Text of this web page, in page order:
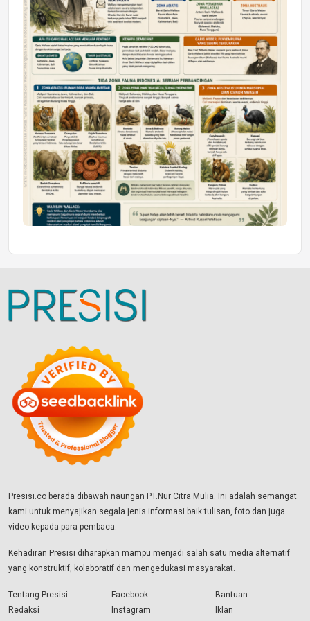
Presisi.co berada dibawah naungan PT.Nur Citra Mulia. Ini adalah semangat
kami untuk menyajikan segala jenis informasi baik tulisan, foto dan juga
video kepada para pembaca.
Kehadiran Presisi diharapkan mampu menjadi salah satu media alternatif
yang konstruktif, kolaboratif dan mengedukasi masyarakat.
Tentang Presisi
Redaksi
Facebook
Instagram
Bantuan
Iklan